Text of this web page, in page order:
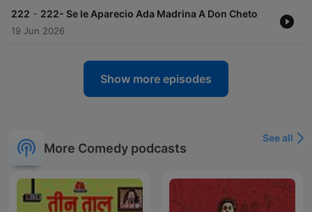
222 - 222- Se le Aparecio Ada Madrina A Don Cheto
19 Jun 2026
Show more episodes
More Comedy podcasts
See all